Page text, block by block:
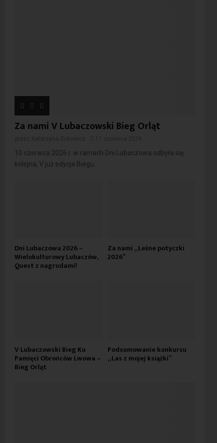
Za nami V Lubaczowski Bieg Orląt
10 czerwca 2026 r. w ramach Dni Lubaczowa odbyła się
kolejna, V już edycja Biegu...
Dni Lubaczowa 2026 –
Wielokulturowy Lubaczów,
Quest z nagrodami!
Za nami „Leśne potyczki
2026”
V Lubaczowski Bieg Ku
Pamięci Obrońców Lwowa –
Bieg Orląt
Podsumowanie konkursu
„Las z mojej książki”